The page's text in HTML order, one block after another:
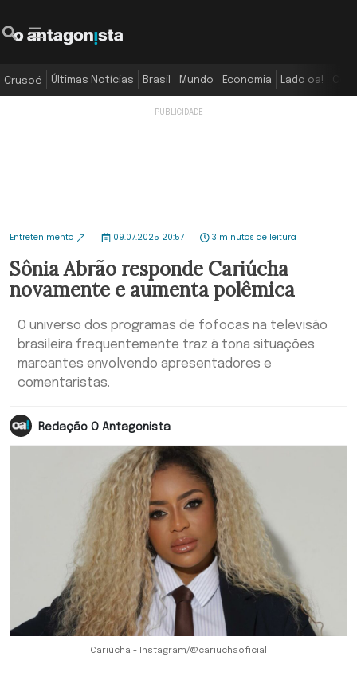
Crusoé Últimas Notícias Brasil Mundo Economia Lado oa!
Entretenimento 09.07.2025 20:57 3 minutos de leitura
Sônia Abrão responde Cariúcha
novamente e aumenta polêmica
O universo dos programas de fofocas na televisão
brasileira frequentemente traz à tona situações
marcantes envolvendo apresentadores e
comentaristas.
Redação O Antagonista
Cariúcha - Instagram/@cariuchaoficial